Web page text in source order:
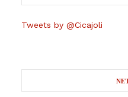
Tweets by @Cicajoli